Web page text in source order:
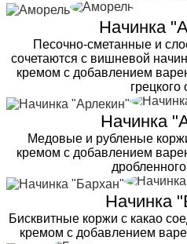
Начинка
Песочно-сметанные и
сочетаются с вишневой
кремом с добавлением
грецкого
Начинка
Медовые и рубленые
кремом с добавлением
Начинка
Бисквитные коржи с какао
кремом с добавлением